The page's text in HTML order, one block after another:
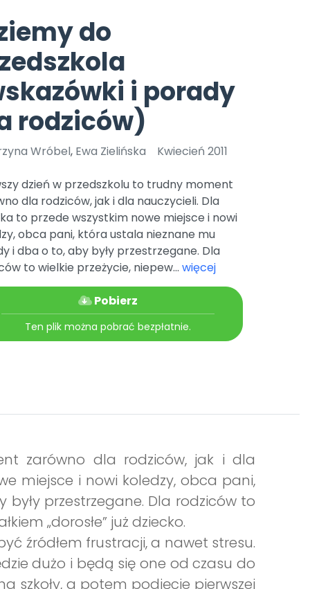
Pomoc
Nowości
Zapowiedzi
Polecamy
Promocje
czerwca 2024 r. uzyskała
Online.
Bliżej Pieska
Pomoc zwierzętom
Książka (dla) Przedszkolaka
Promowanie czytelnictwa
TikTok
Zobacz nas na TikToku
YouTube
Filmy edukacyjne
do
i porady
rodziców)
Wróbel, Ewa Zielińska Kwiecień 2011
dzień w przedszkolu to trudny moment
dla rodziców, jak i dla nauczycieli. Dla
to przede wszystkim nowe miejsce i nowi
obca pani, która ustala nieznane mu
i dba o to, aby były przestrzegane. Dla
to wielkie przeżycie, niepew... więcej
Pobierz
Ten plik można pobrać bezpłatnie.
zarówno dla rodziców, jak i dla
miejsce i nowi koledzy, obca pani,
przestrzegane. Dla rodziców to
„dorosłe” już dziecko.
źródłem frustracji, a nawet stresu.
dużo i będą się one od czasu do
szkoły, a potem podjęcie pierwszej